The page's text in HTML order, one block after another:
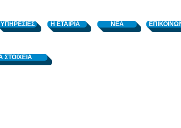
ΥΠΗΡΕΣΙΕΣ Η ΕΤΑΙΡΙΑ ΝΕΑ
ΣΤΟΙΧΕΙΑ